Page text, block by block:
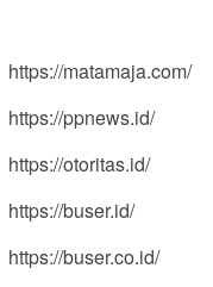
https://matamaja.com/
https://ppnews.id/
https://otoritas.id/
https://buser.id/
https://buser.co.id/